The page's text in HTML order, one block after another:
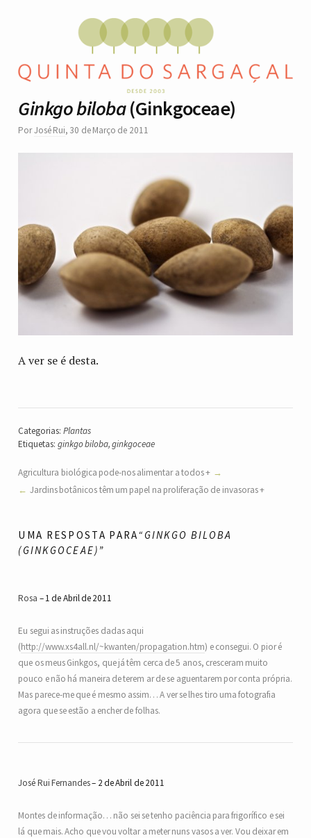
Ginkgo biloba(Ginkgoceae)
PorJosé Rui, 30 de Março de 2011
A ver se é desta.
Categorias: Plantas
Etiquetas: ginkgo biloba,ginkgoceae
Agricultura biológica pode-nos alimentar a todos +
Jardins botânicos têm um papel na proliferação de invasoras +
UMA RESPOSTA PARA“GINKGO BILOBA
(GINKGOCEAE)”
Rosa 1 de Abril de 2011
Eu segui as instruções dadas aqui
(http://www.xs4all.nl/~kwanten/propagation.htm) e consegui. O pior é
que os meus Ginkgos, que já têm cerca de 5 anos, cresceram muito
pouco e não há maneira de terem ar de se aguentarem por conta própria.
Mas parece-me que é mesmo assim… A ver se lhes tiro uma fotografia
agora que se estão a encher de folhas.
José Rui Fernandes 2 de Abril de 2011
Montes de informação… não sei se tenho paciência para frigorífico e sei
lá que mais. Acho que vou voltar a meter nuns vasos a ver. Vou deixar em